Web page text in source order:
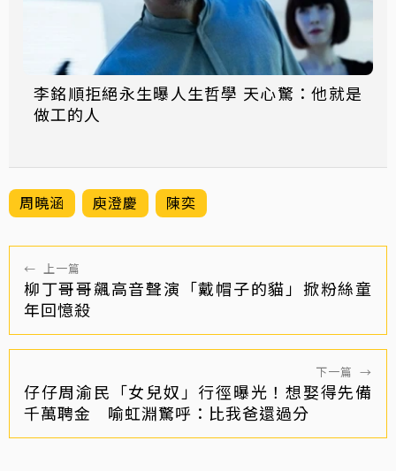
李銘順拒絕永生曝人生哲學 天心驚：他就是
做工的人
周曉涵 庾澄慶 陳奕
← 上一篇
柳丁哥哥飆高音聲演「戴帽子的貓」掀粉絲童
年回憶殺
下一篇 →
仔仔周渝民「女兒奴」行徑曝光！想娶得先備
千萬聘金 喻虹淵驚呼：比我爸還過分